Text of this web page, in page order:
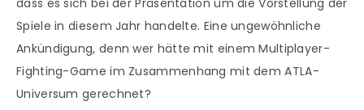
dass es sich bei der Präsentation um die Vorstellung der
Spiele in diesem Jahr handelte. Eine ungewöhnliche
Ankündigung, denn wer hätte mit einem Multiplayer-
Fighting-Game im Zusammenhang mit dem ATLA-
Universum gerechnet?